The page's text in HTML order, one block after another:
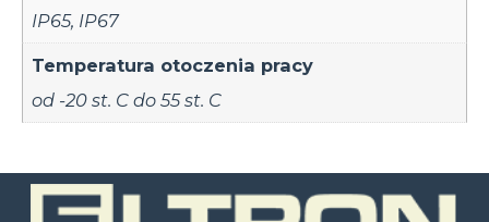
IP65, IP67
Temperatura otoczenia pracy
od -20 st. C do 55 st. C